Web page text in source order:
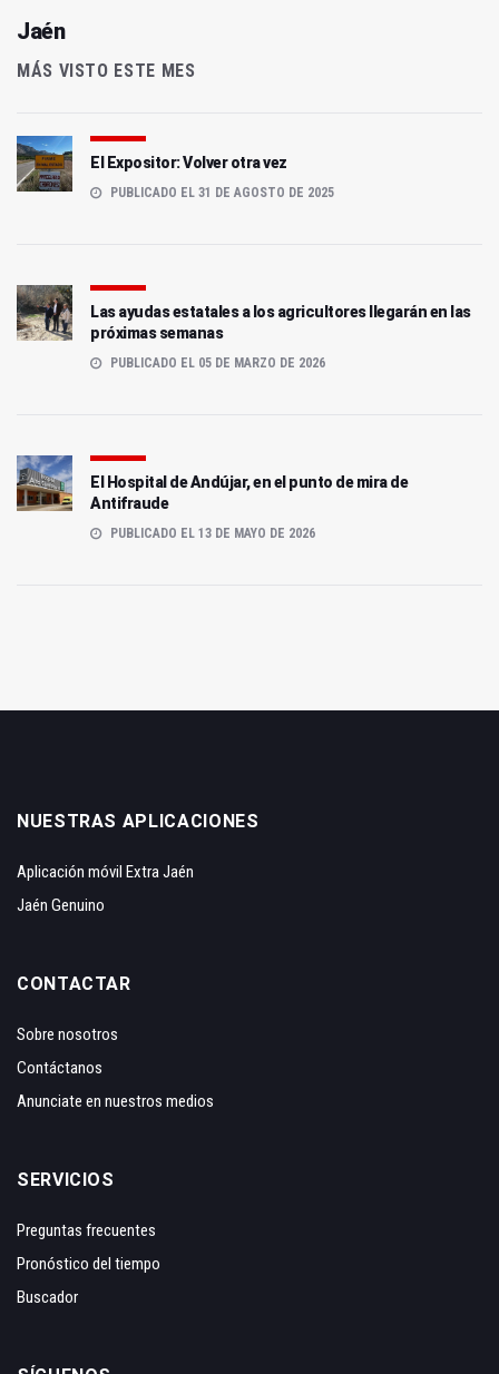
Jaén
MÁS VISTO ESTE MES
El Expositor: Volver otra vez
PUBLICADO EL 31 DE AGOSTO DE 2025
Las ayudas estatales a los agricultores llegarán en las
próximas semanas
PUBLICADO EL 05 DE MARZO DE 2026
El Hospital de Andújar, en el punto de mira de
Antifraude
PUBLICADO EL 13 DE MAYO DE 2026
NUESTRAS APLICACIONES
Aplicación móvil Extra Jaén
Jaén Genuino
CONTACTAR
Sobre nosotros
Contáctanos
Anunciate en nuestros medios
SERVICIOS
Preguntas frecuentes
Pronóstico del tiempo
Buscador